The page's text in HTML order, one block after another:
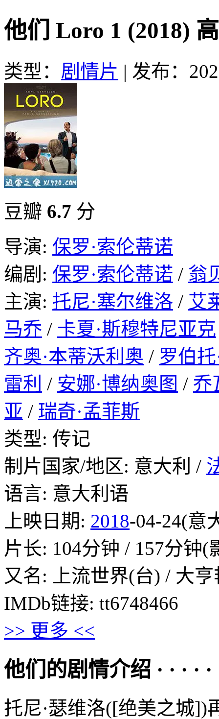
他们 Loro 1 (2018)
类型： 剧情片 | 发布：
豆瓣 6.7 分
导演: 保罗·索伦蒂诺
编剧: 保罗·索伦蒂诺 / 翁
主演: 托尼·塞尔维洛 / 艾
马乔 / 卡夏·斯穆特尼亚克
齐奥·本蒂沃利奥 / 罗伯
雷利 / 安娜·博纳奥图 / 乔
亚 / 瑞奇·孟菲斯
类型: 传记
制片国家/地区: 意大利 /
语言: 意大利语
上映日期: 2018-04-24(意
片长: 104分钟 / 157分钟(
又名: 上流世界(台) / 大
IMDb链接: tt6748466
>> 更多 <<
他们的剧情介绍 · · · · ·
托尼·瑟维洛([绝美之城])